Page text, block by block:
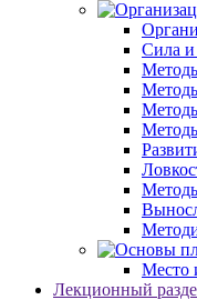
Сила и
Место
Лекционный